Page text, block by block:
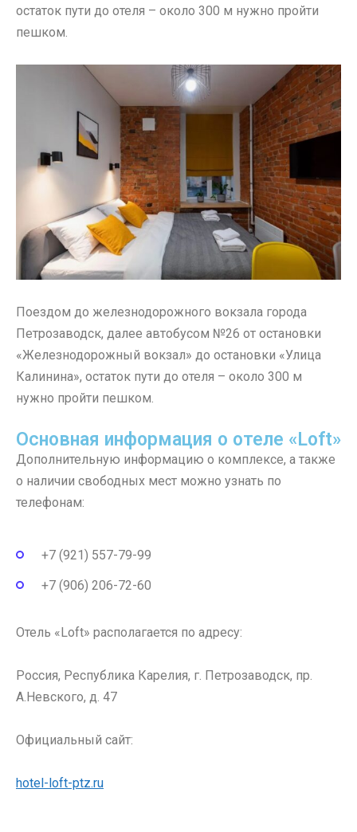
остаток пути до отеля – около 300 м нужно пройти
пешком.
Поездом до железнодорожного вокзала города
Петрозаводск, далее автобусом №26 от остановки
«Железнодорожный вокзал» до остановки «Улица
Калинина», остаток пути до отеля – около 300 м
нужно пройти пешком.
Основная информация о отеле «Loft»
Дополнительную информацию о комплексе, а также
о наличии свободных мест можно узнать по
телефонам:
+7 (921) 557-79-99
+7 (906) 206-72-60
Отель «Loft» располагается по адресу:
Россия, Республика Карелия, г. Петрозаводск, пр.
А.Невского, д. 47
Официальный сайт:
hotel-loft-ptz.ru